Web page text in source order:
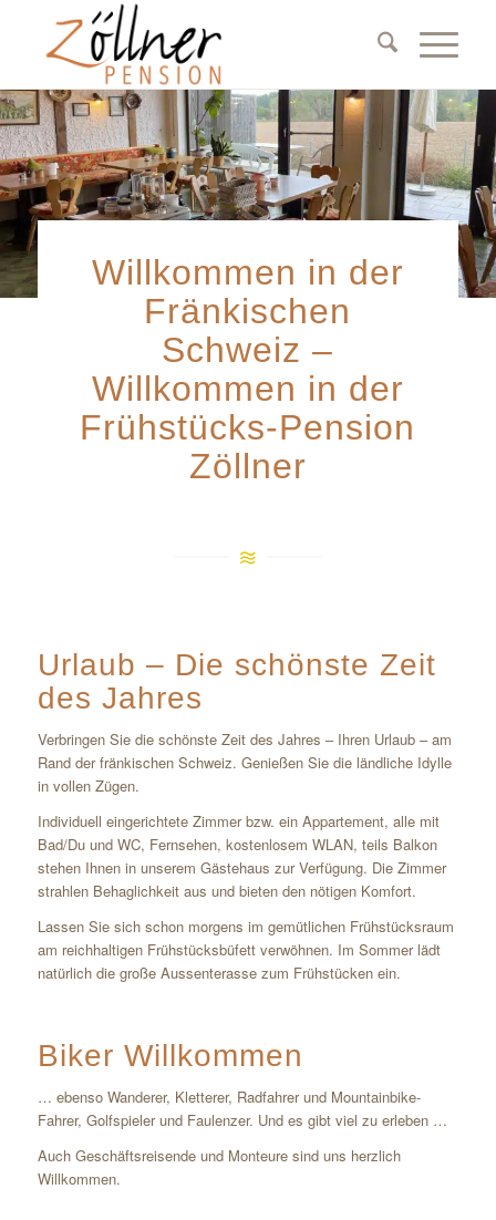
Willkommen in der
Fränkischen
Schweiz –
Willkommen in der
Frühstücks-Pension
Zöllner
Urlaub – Die schönste Zeit
des Jahres
Verbringen Sie die schönste Zeit des Jahres – Ihren Urlaub – am
Rand der fränkischen Schweiz. Genießen Sie die ländliche Idylle
in vollen Zügen.
Individuell eingerichtete Zimmer bzw. ein Appartement, alle mit
Bad/Du und WC, Fernsehen, kostenlosem WLAN, teils Balkon
stehen Ihnen in unserem Gästehaus zur Verfügung. Die Zimmer
strahlen Behaglichkeit aus und bieten den nötigen Komfort.
Lassen Sie sich schon morgens im gemütlichen Frühstücksraum
am reichhaltigen Frühstücksbüfett verwöhnen. Im Sommer lädt
natürlich die große Aussenterasse zum Frühstücken ein.
Biker Willkommen
… ebenso Wanderer, Kletterer, Radfahrer und Mountainbike-
Fahrer, Golfspieler und Faulenzer. Und es gibt viel zu erleben …
Auch Geschäftsreisende und Monteure sind uns herzlich
Willkommen.